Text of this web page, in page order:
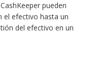
pueden
el efectivo hasta un
del efectivo en un